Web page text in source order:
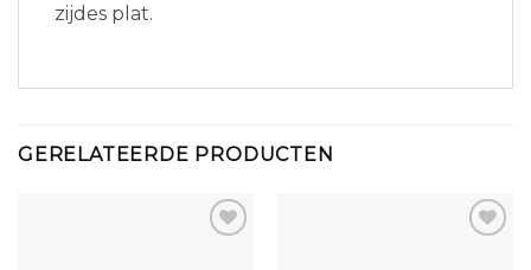
zijdes plat.
GERELATEERDE PRODUCTEN